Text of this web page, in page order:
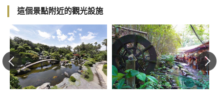
這個景點附近的觀光設施